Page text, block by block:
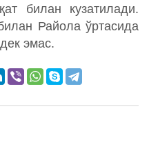
билан кузатилади.
Райола ўртасида
эмас.